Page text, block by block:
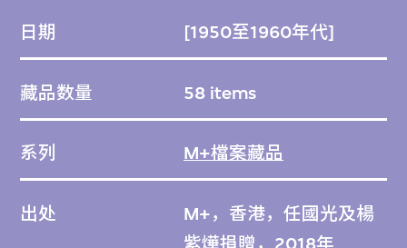
日期 [1950至1960年代]
藏品数量 58 items
系列 M+檔案藏品
出处
M+，香港，任國光及楊
紫燁捐贈，2018年